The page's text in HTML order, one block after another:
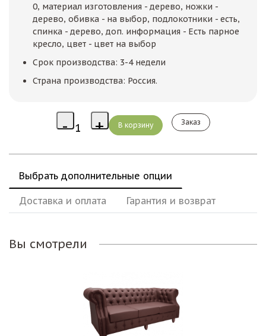
0, материал изготовления - дерево, ножки -
дерево, обивка - на выбор, подлокотники - есть,
спинка - дерево, доп. информация - Есть парное
кресло, цвет - цвет на выбор
Срок производства: 3-4 недели
Страна производства: Россия.
Заказ
Выбрать дополнительные опции
Доставка и оплата Гарантия и возврат
Вы смотрели